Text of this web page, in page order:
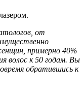
от
примерно 40%
волос к 50 годам. Вы
обратившись к